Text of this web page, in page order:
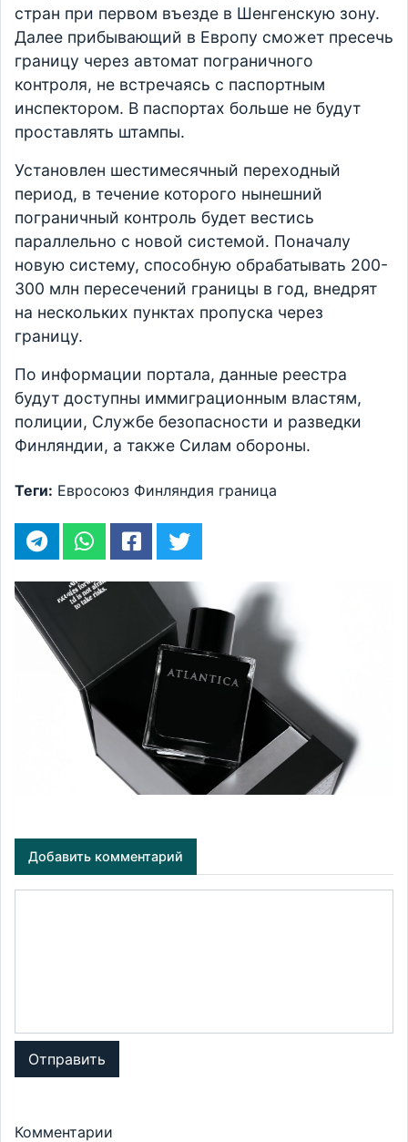
стран при первом въезде в Шенгенскую зону.
Далее прибывающий в Европу сможет пресечь
границу через автомат пограничного
контроля, не встречаясь с паспортным
инспектором. В паспортах больше не будут
проставлять штампы.
Установлен шестимесячный переходный
период, в течение которого нынешний
пограничный контроль будет вестись
параллельно с новой системой. Поначалу
новую систему, способную обрабатывать 200-
300 млн пересечений границы в год, внедрят
на нескольких пунктах пропуска через
границу.
По информации портала, данные реестра
будут доступны иммиграционным властям,
полиции, Службе безопасности и разведки
Финляндии, а также Силам обороны.
Теги: Евросоюз Финляндия граница
Добавить комментарий
Отправить
Комментарии